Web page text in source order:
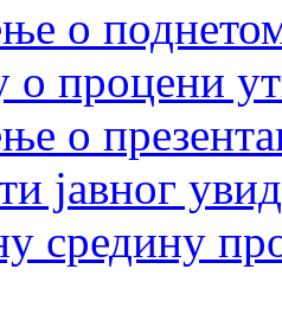
о поднетом
о процени
о
јавног
средину